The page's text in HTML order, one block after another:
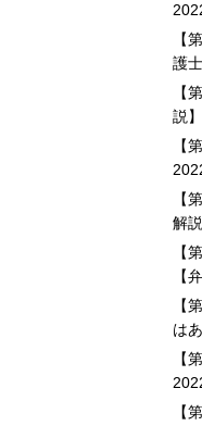
【
護
【
説】
【
【
解説
【
【
【
は
【
【